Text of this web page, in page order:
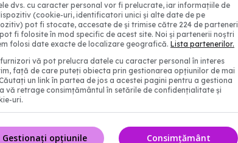
dvs. cu caracter personal vor fi prelucrate, iar informațiile de
(cookie-uri, identificatori unici și alte date de pe
pot fi stocate, accesate de și trimise către 224 de parteneri
fi folosite în mod specific de acest site. Noi și partenerii noștri
folosi date exacte de localizare geografică. Lista partenerilor.
vă pot prelucra datele cu caracter personal în interes
față de care puteți obiecta prin gestionarea opțiunilor de mai
un link în partea de jos a acestei pagini pentru a gestiona
vă retrage consimțământul în setările de confidențialitate și
uri.
Consimțământ
Gestionați opțiunile